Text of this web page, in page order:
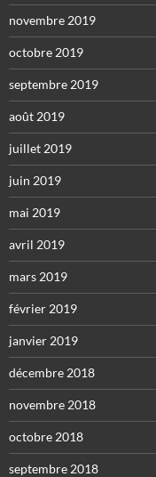
novembre 2019
octobre 2019
septembre 2019
août 2019
juillet 2019
juin 2019
mai 2019
avril 2019
mars 2019
février 2019
janvier 2019
décembre 2018
novembre 2018
octobre 2018
septembre 2018